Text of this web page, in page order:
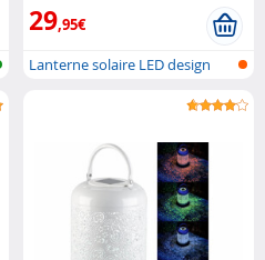
29,95€
Lanterne solaire LED design